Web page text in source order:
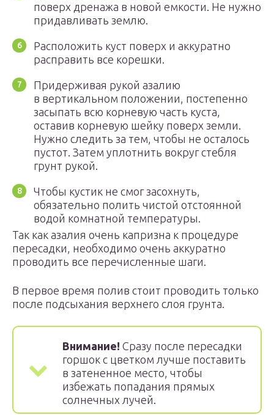
поверх дренажа в новой емкости. Не нужно
придавливать землю.
Расположить куст поверх и аккуратно
расправить все корешки.
Придерживая рукой азалию
в вертикальном положении, постепенно
засыпать всю корневую часть куста,
оставив корневую шейку поверх земли.
Нужно следить за тем, чтобы не осталось
пустот. Затем уплотнить вокруг стебля
грунт рукой.
Чтобы кустик не смог засохнуть,
обязательно полить чистой отстоянной
водой комнатной температуры.
Так как азалия очень капризна к процедуре
пересадки, необходимо очень аккуратно
проводить все перечисленные шаги.
В первое время полив стоит проводить только
после подсыхания верхнего слоя грунта.
Внимание! Сразу после пересадки
горшок с цветком лучше поставить
в затененное место, чтобы
избежать попадания прямых
солнечных лучей.